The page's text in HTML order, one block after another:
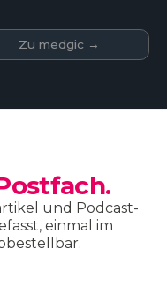
Zu medgic →
und Podcast-
einmal im